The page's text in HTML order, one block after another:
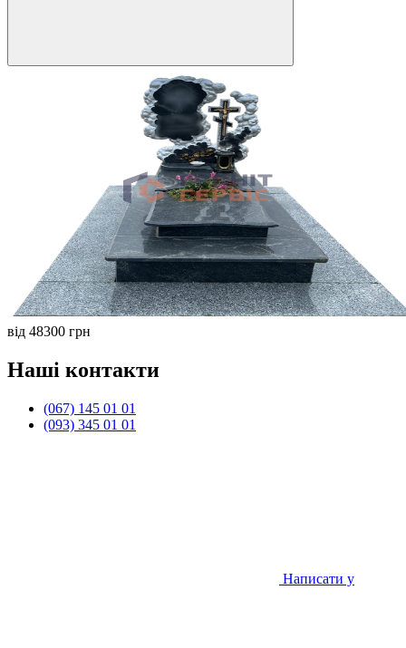
від 48300 грн
Наші контакти
(067) 145 01 01
(093) 345 01 01
Написати у